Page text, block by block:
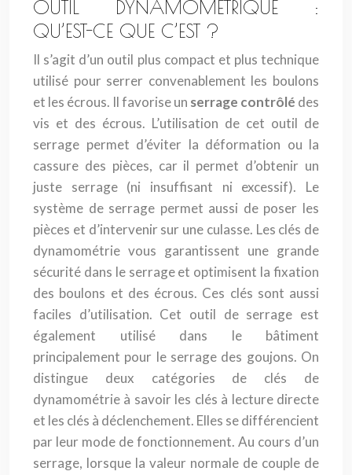
OUTIL DYNAMOMÉTRIQUE :
QU’EST-CE QUE C’EST ?
Il s’agit d’un outil plus compact et plus technique
utilisé pour serrer convenablement les boulons
et les écrous. Il favorise un serrage contrôlé des
vis et des écrous. L’utilisation de cet outil de
serrage permet d’éviter la déformation ou la
cassure des pièces, car il permet d’obtenir un
juste serrage (ni insuffisant ni excessif). Le
système de serrage permet aussi de poser les
pièces et d’intervenir sur une culasse. Les clés de
dynamométrie vous garantissent une grande
sécurité dans le serrage et optimisent la fixation
des boulons et des écrous. Ces clés sont aussi
faciles d’utilisation. Cet outil de serrage est
également utilisé dans le bâtiment
principalement pour le serrage des goujons. On
distingue deux catégories de clés de
dynamométrie à savoir les clés à lecture directe
et les clés à déclenchement. Elles se différencient
par leur mode de fonctionnement. Au cours d’un
serrage, lorsque la valeur normale de couple de